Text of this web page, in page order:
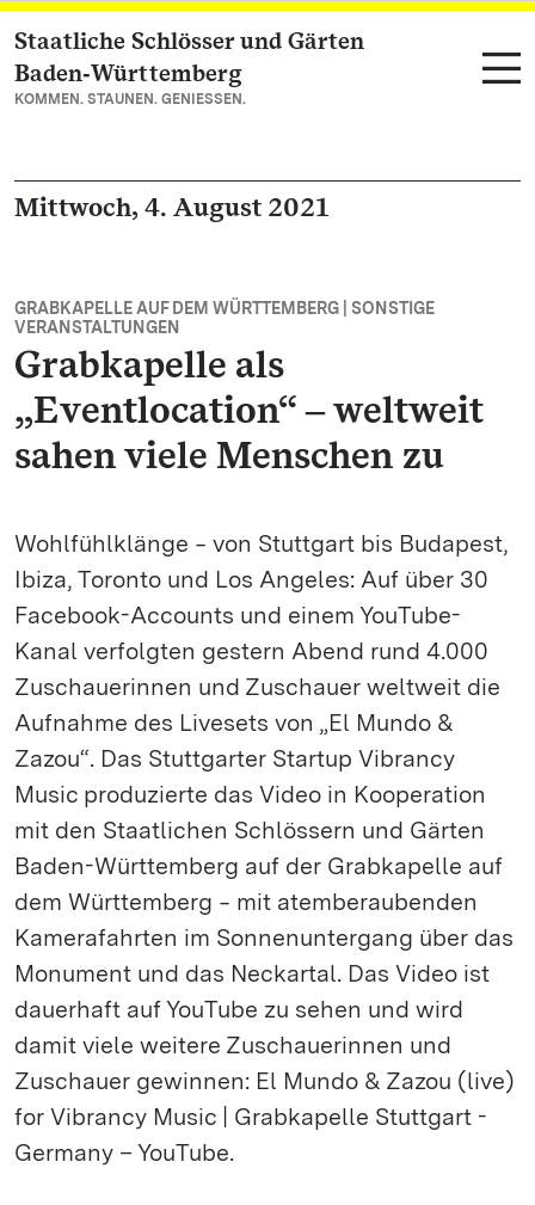
Zum Hauptinhalt springen
Staatliche Schlösser und Gärten
Baden‑Württemberg
KOMMEN. STAUNEN. GENIESSEN.
Mittwoch, 4. August 2021
GRABKAPELLE AUF DEM WÜRTTEMBERG | SONSTIGE
VERANSTALTUNGEN
Grabkapelle als
„Eventlocation“ ‒ weltweit
sahen viele Menschen zu
Wohlfühlklänge ‒ von Stuttgart bis Budapest,
Ibiza, Toronto und Los Angeles: Auf über 30
Facebook-Accounts und einem YouTube-
Kanal verfolgten gestern Abend rund 4.000
Zuschauerinnen und Zuschauer weltweit die
Aufnahme des Livesets von „El Mundo &
Zazou“. Das Stuttgarter Startup Vibrancy
Music produzierte das Video in Kooperation
mit den Staatlichen Schlössern und Gärten
Baden-Württemberg auf der Grabkapelle auf
dem Württemberg ‒ mit atemberaubenden
Kamerafahrten im Sonnenuntergang über das
Monument und das Neckartal. Das Video ist
dauerhaft auf YouTube zu sehen und wird
damit viele weitere Zuschauerinnen und
Zuschauer gewinnen: El Mundo & Zazou (live)
for Vibrancy Music | Grabkapelle Stuttgart -
Germany – YouTube.